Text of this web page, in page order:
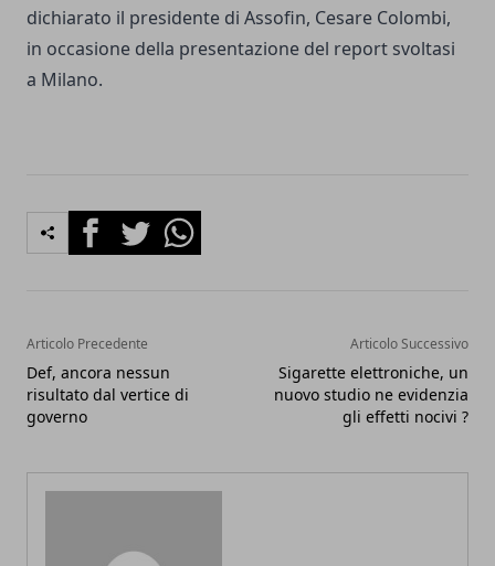
dichiarato il presidente di Assofin, Cesare Colombi,
in occasione della presentazione del report svoltasi
a Milano.
FacebookTwitterWhatsapp
Articolo Precedente
Def, ancora nessun
risultato dal vertice di
governo
Articolo Successivo
Sigarette elettroniche, un
nuovo studio ne evidenzia
gli effetti nocivi ?